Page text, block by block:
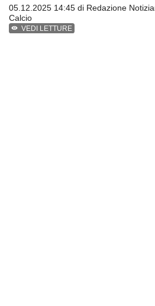
05.12.2025 14:45 di Redazione
Calcio
VEDI LETTURE